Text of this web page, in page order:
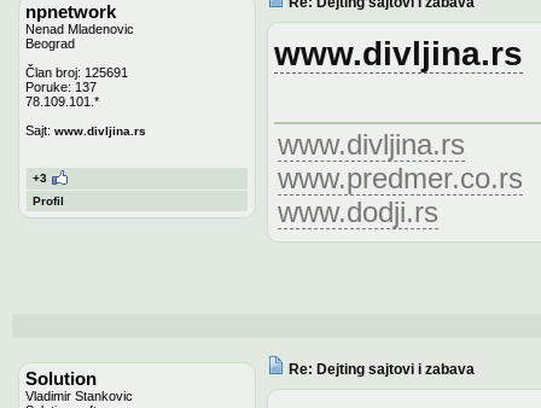
npnetwork
Nenad Mladenovic
Beograd
Član broj: 125691
Poruke: 137
78.109.101.*
Sajt: www.divljina.rs
+3
Profil
www.divljina.rs
www.divljina.rs
www.predmer.co.rs
www.dodji.rs
Solution
Vladimir Stankovic
Re: Dejting sajtovi i zabava